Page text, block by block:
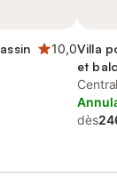
10,0Villa
et
dès